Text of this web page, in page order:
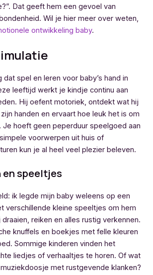
Dat geeft hem een gevoel van
Wil je hier meer over weten,
ontwikkeling baby.
spel en leren voor baby’s hand in
leeftijd werkt je kindje continu aan
Hij oefent motoriek, ontdekt wat hij
handen en ervaart hoe leuk het is om
Je hoeft geen peperduur speelgoed aan
voorwerpen uit huis of
kun je al heel veel plezier beleven.
speeltjes
ik legde mijn baby weleens op een
verschillende kleine speeltjes om hem
draaien, reiken en alles rustig verkennen.
knuffels en boekjes met felle kleuren
Sommige kinderen vinden het
liedjes of verhaaltjes te horen. Of wat
met rustgevende klanken?